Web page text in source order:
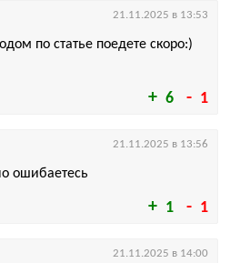
6 1
по статье поедете скоро:)
21.11.2025 в 13:53
1 1
ошибаетесь
21.11.2025 в 13:56
21.11.2025 в 14:00